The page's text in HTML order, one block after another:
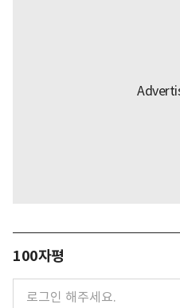
100자평